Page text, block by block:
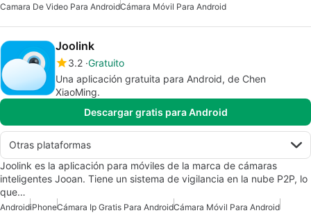
Camara De Video Para AndroidCámara Móvil Para Android
Joolink
3.2 Gratuito
Una aplicación gratuita para Android, de Chen
XiaoMing.
Descargar gratis para Android
Otras plataformas
Joolink es la aplicación para móviles de la marca de cámaras
inteligentes Jooan. Tiene un sistema de vigilancia en la nube P2P, lo
que…
AndroidiPhoneCámara Ip Gratis Para AndroidCámara Móvil Para Android